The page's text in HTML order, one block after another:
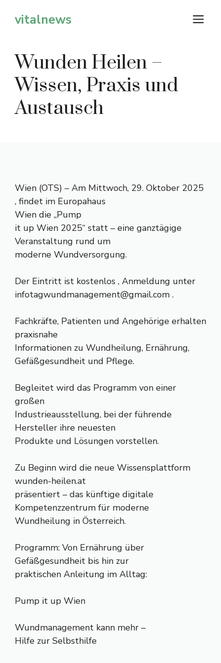
Inhaltvitalnews
Wunden Heilen –
Wissen, Praxis und
Austausch
Wien (OTS) – Am Mittwoch, 29. Oktober 2025
, findet im Europahaus
Wien die „Pump
it up Wien 2025“ statt – eine ganztägige
Veranstaltung rund um
moderne Wundversorgung.
Der Eintritt ist kostenlos , Anmeldung unter
infotagwundmanagement@gmail.com .
Fachkräfte, Patienten und Angehörige erhalten
praxisnahe
Informationen zu Wundheilung, Ernährung,
Gefäßgesundheit und Pflege.
Begleitet wird das Programm von einer
großen
Industrieausstellung, bei der führende
Hersteller ihre neuesten
Produkte und Lösungen vorstellen.
Zu Beginn wird die neue Wissensplattform
wunden-heilen.at
präsentiert – das künftige digitale
Kompetenzzentrum für moderne
Wundheilung in Österreich.
Programm: Von Ernährung über
Gefäßgesundheit bis hin zur
praktischen Anleitung im Alltag:
Pump it up Wien
Wundmanagement kann mehr –
Hilfe zur Selbsthilfe